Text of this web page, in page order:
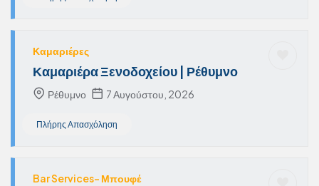
Καμαριέρες
Καμαριέρα Ξενοδοχείου | Ρέθυμνο
Ρέθυμνο 7 Αυγούστου, 2026
Πλήρης Απασχόληση
Bar Services- Μπουφέ